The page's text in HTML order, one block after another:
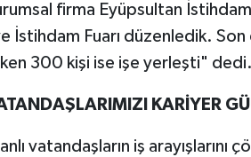
firma Eyüpsultan
İstihdam Fuarı düzenledik.
300 kişi ise işe yerleşti" dedi.
KARİYER
vatandaşların iş arayışlarını